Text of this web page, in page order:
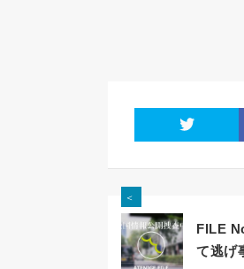
twitter
＜
FILE
て逃げ